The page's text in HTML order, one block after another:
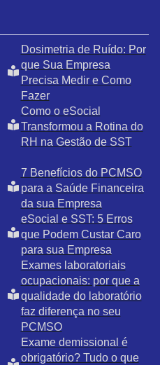
Dosimetria de Ruído: Por
que Sua Empresa
Precisa Medir e Como
Fazer
Como o eSocial
Transformou a Rotina do
RH na Gestão de SST
7 Benefícios do PCMSO
para a Saúde Financeira
da sua Empresa
eSocial e SST: 5 Erros
que Podem Custar Caro
para sua Empresa
Exames laboratoriais
ocupacionais: por que a
qualidade do laboratório
faz diferença no seu
PCMSO
Exame demissional é
obrigatório? Tudo o que